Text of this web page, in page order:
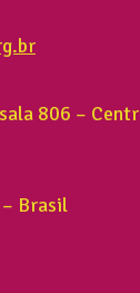
806 –
– Brasil